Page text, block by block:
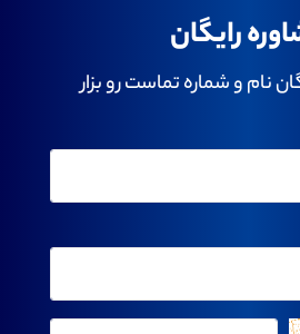
رایگان
نام و شماره تماست رو بزار